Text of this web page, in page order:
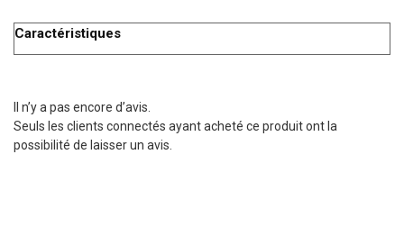
Caractéristiques
Il n’y a pas encore d’avis.
Seuls les clients connectés ayant acheté ce produit ont la
possibilité de laisser un avis.